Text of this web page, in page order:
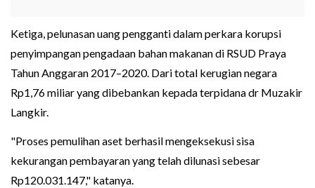
Ketiga, pelunasan uang pengganti dalam perkara korupsi
penyimpangan pengadaan bahan makanan di RSUD Praya
Tahun Anggaran 2017–2020. Dari total kerugian negara
Rp1,76 miliar yang dibebankan kepada terpidana dr Muzakir
Langkir.
"Proses pemulihan aset berhasil mengeksekusi sisa
kekurangan pembayaran yang telah dilunasi sebesar
Rp120.031.147," katanya.